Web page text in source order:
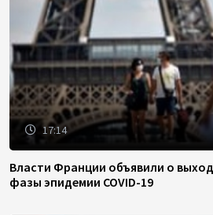
17:14
Власти Франции объявили о
фазы эпидемии COVID-19